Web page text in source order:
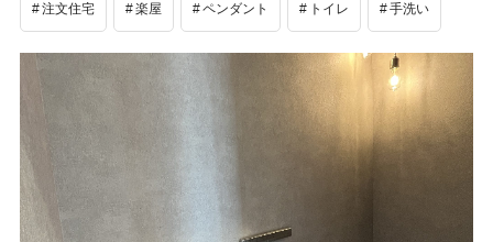
注文住宅 楽屋 ペンダント トイレ 手洗い
検
索
本気注文住宅なら群馬の工務店｜楽屋（がくや）